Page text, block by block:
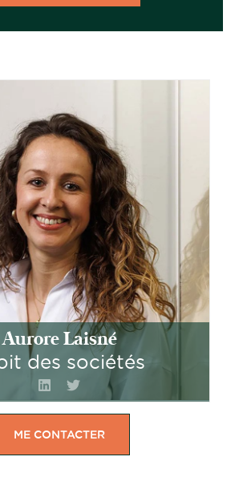
Aurore Laisné
des sociétés
ME CONTACTER